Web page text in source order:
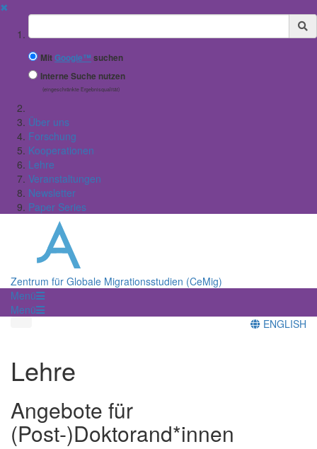
✖
Suchbegriff
MitGoogle™ suchen
Interne Suche nutzen
(eingeschränkte Ergebnisqualität)
Über uns
Forschung
Kooperationen
Lehre
Veranstaltungen
Newsletter
Paper Series
Zentrum für Globale Migrationsstudien (CeMig)
Menü
Menü
ENGLISH
Lehre
Angebote für
(Post-)Doktorand*innen